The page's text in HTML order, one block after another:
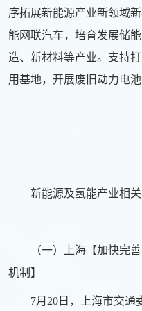
序拓展新能源产业新领域
能网联汽车，培育发展储
造、新材料等产业。支持
用基地，开展废旧动力电池
新能源及氢能产业相
（一）上海【加快完
机制】
7月20日，上海市交通